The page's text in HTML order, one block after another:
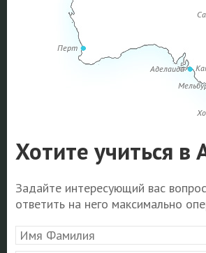
Аделаида
Перт
Хотите учиться в
Задайте интересующий вас
ответить на него максимально